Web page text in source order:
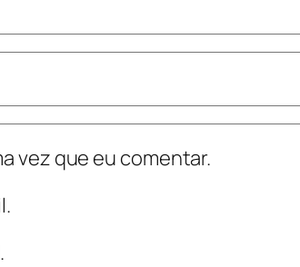
vez que eu comentar.